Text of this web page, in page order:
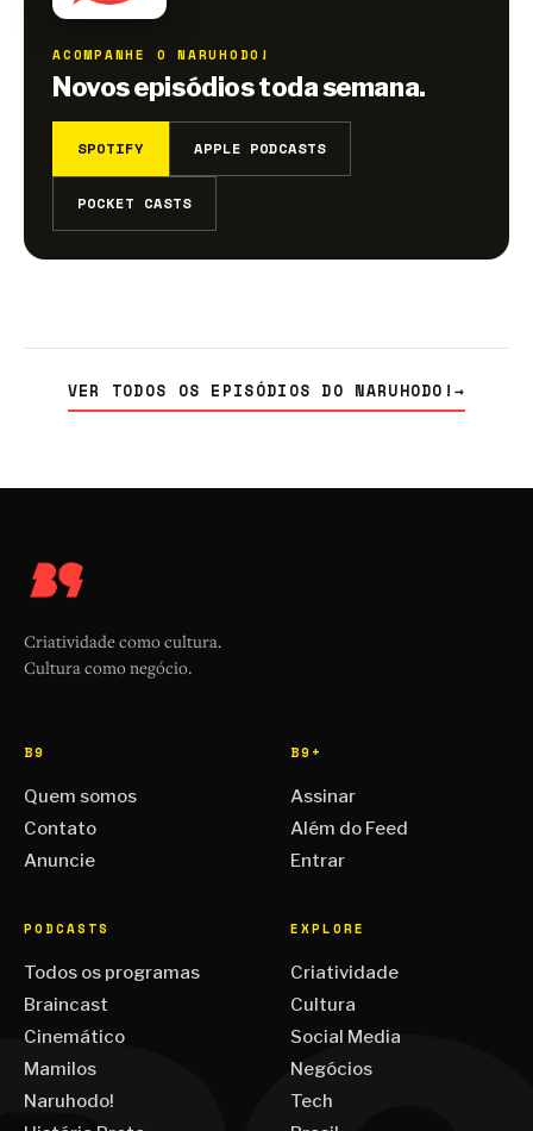
ACOMPANHE O NARUHODO!
Novos episódios toda semana.
SPOTIFY APPLE PODCASTS
POCKET CASTS
VER TODOS OS EPISÓDIOS DO NARUHODO!→
Criatividade como cultura.
Cultura como negócio.
B9
Quem somos
Contato
Anuncie
B9+
Assinar
Além do Feed
Entrar
PODCASTS
Todos os programas
Braincast
Cinemático
Mamilos
Naruhodo!
EXPLORE
Criatividade
Cultura
Social Media
Negócios
Tech